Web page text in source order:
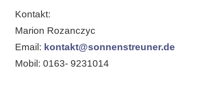
Kontakt:
Marion Rozanczyc
Email: kontakt@sonnenstreuner.de
Mobil: 0163- 9231014